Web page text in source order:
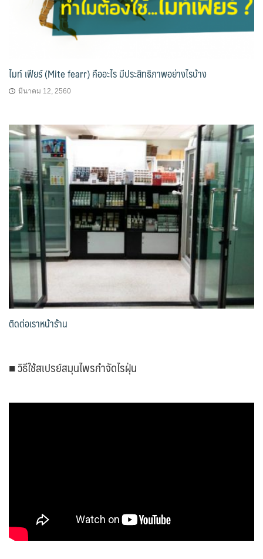
ไมท์ เฟียร์ (Mite fearr) คืออะไร มีประสิทธิภาพอย่างไรบ้าง
มีนาคม 12, 2560
ติดต่อเราหน้าร้าน
■ วิธีใช้สเปรย์สมุนไพรกำจัดไรฝุ่น